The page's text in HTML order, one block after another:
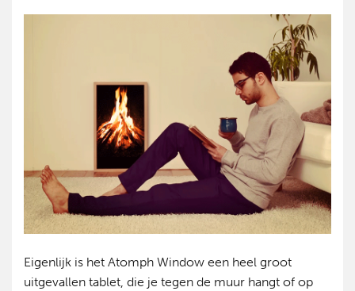
Eigenlijk is het Atomph Window een heel groot
uitgevallen tablet, die je tegen de muur hangt of op